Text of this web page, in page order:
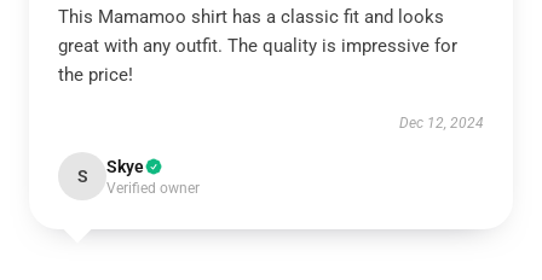
This Mamamoo shirt has a classic fit and looks
great with any outfit. The quality is impressive for
the price!
Dec 12, 2024
S Skye
Verified owner